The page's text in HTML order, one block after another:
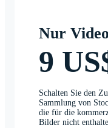
Nur
9
Schalten Sie den
Sammlung von
die für die
Bilder nicht